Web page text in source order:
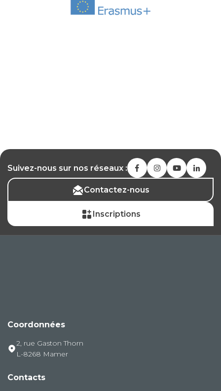
Suivez-nous sur nos réseaux :
Contactez-nous
Inscriptions
Coordonnées
2, rue Gaston Thorn
L-8268 Mamer
Contacts